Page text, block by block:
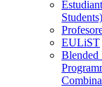
Students)
EULiST
Blended